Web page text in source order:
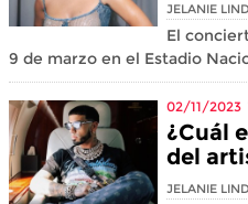
JELANIE
El
9 de marzo en el Estadio
02/11/2023
¿Cuál
del
JELANIE